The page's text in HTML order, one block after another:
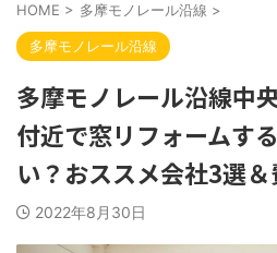
HOME > 多摩モノレール沿線 >
多摩モノレール沿線
多摩モノレール沿線中
付近で窓リフォームす
い？おススメ会社3選＆
2022年8月30日